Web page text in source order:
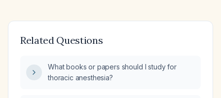
Related Questions
What books or papers should I study for
thoracic anesthesia?